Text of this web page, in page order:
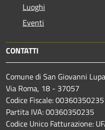
Luoghi
Eventi
CONTATTI
Comune di San Giovanni
Via Roma, 18 - 37057
Codice Fiscale: 00360350235
Partita IVA: 00360350235
Codice Unico Fatturazione: